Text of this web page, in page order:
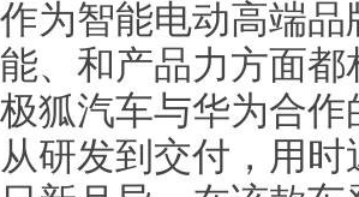
为智能电动高端
、和产品力方面
狐汽车与华为合
研发到交付，用